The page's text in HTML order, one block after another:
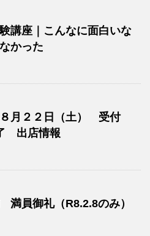
講座｜こんなに面白いな
かった
月２２日（土） 受付
出店情報
満員御礼（R8.2.8のみ）